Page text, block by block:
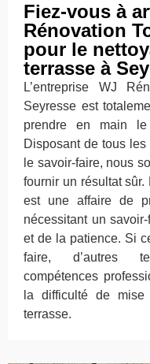
Fiez-vous à
Rénovation
pour le
terrasse à
L’entreprise WJ
Seyresse est
prendre en main le
Disposant de tous
le savoir-faire, nous
fournir un résultat
est une affaire de
nécessitant un
et de la patience. Si
faire, d’autres
compétences
la difficulté de
terrasse.